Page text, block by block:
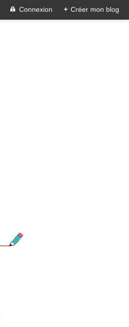
Connexion + Créer mon blog